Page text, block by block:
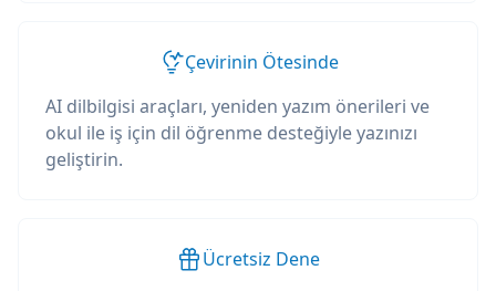
Çevirinin Ötesinde
AI dilbilgisi araçları, yeniden yazım önerileri ve
okul ile iş için dil öğrenme desteğiyle yazınızı
geliştirin.
Ücretsiz Dene